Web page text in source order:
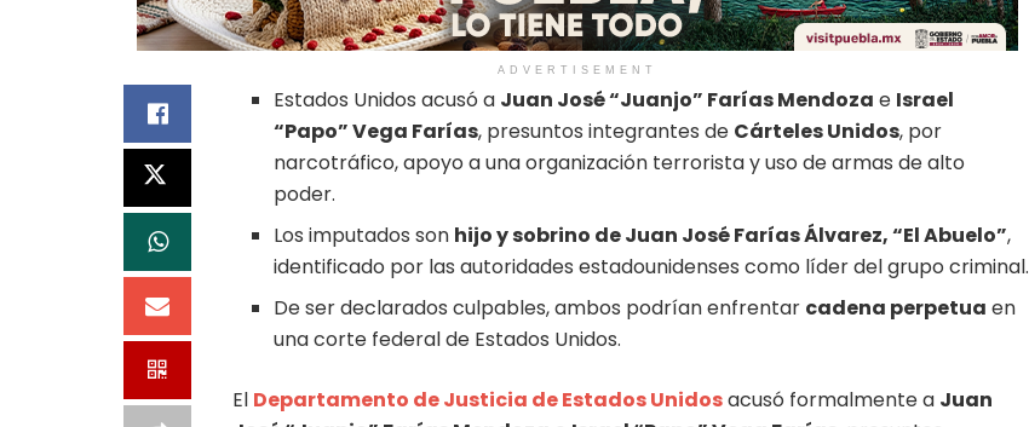
ADVERTISEMENT
Estados Unidos acusó a Juan José “Juanjo” Farías Mendoza e Israel
“Papo” Vega Farías, presuntos integrantes de Cárteles Unidos, por
narcotráfico, apoyo a una organización terrorista y uso de armas de alto
poder.
Los imputados son hijo y sobrino de Juan José Farías Álvarez, “El Abuelo”,
identificado por las autoridades estadounidenses como líder del grupo criminal.
De ser declarados culpables, ambos podrían enfrentar cadena perpetua en
una corte federal de Estados Unidos.
El Departamento de Justicia de Estados Unidosacusó formalmente a Juan